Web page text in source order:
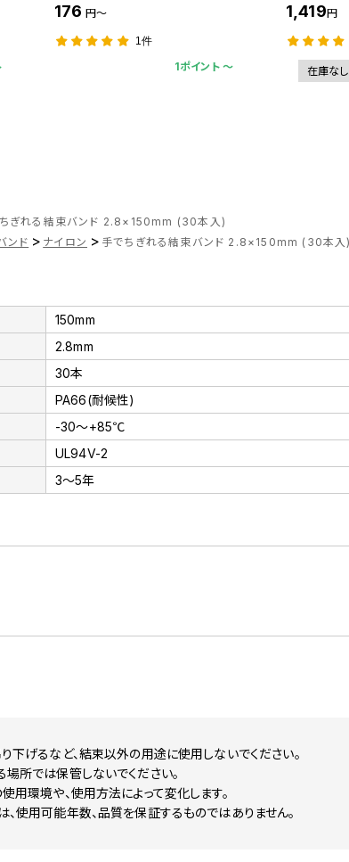
176 円～
1件
1ポイント 〜
1,419円
在庫なし
ぎれる結束バンド 2.8×150mm (30本入)
ンド > ナイロン > 手でちぎれる結束バンド 2.8×150mm (30本入)
150mm
2.8mm
30本
PA66(耐候性)
-30～+85℃
UL94V-2
3～5年
下げるなど、結束以外の用途に使用しないでください。
所では保管しないでください。
用環境や、使用方法によって変化します。
使用可能年数、品質を保証するものではありません。